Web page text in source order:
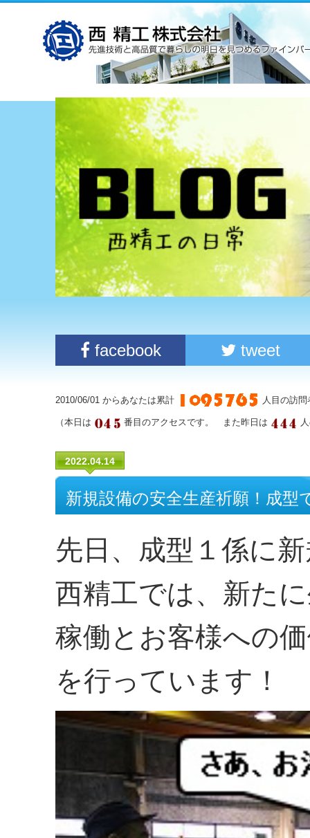
facebook tweet
2010/06/01 からあなたは累計 人目の訪
（本日は 番目のアクセスです。 また昨日は
2022.04.14
新規設備の安全生産祈願！成型
先日、成型１係に
西精工では、新た
稼働とお客様への
を行っています！